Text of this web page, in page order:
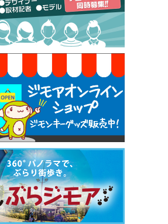
月30日
サービス（餃子酒場たっちゃん 西
30日